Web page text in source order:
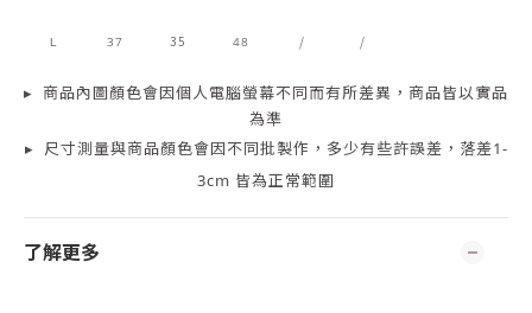
L 37 35 48 / /
▸ 商品內圖顏色會因個人電腦螢幕不同而有所差異，商品皆以實品
為準
▸ 尺寸測量與商品顏色會因不同批製作，多少有些許誤差，落差1-
3cm 皆為正常範圍
了解更多